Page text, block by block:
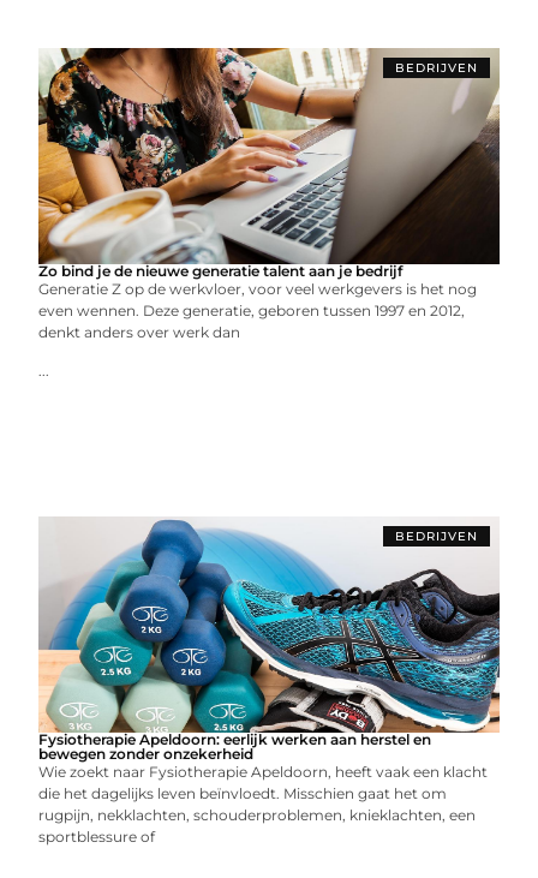
BEDRIJVEN
Zo bind je de nieuwe generatie talent aan je bedrijf
Generatie Z op de werkvloer, voor veel werkgevers is het nog
even wennen. Deze generatie, geboren tussen 1997 en 2012,
denkt anders over werk dan
...
BEDRIJVEN
Fysiotherapie Apeldoorn: eerlijk werken aan herstel en
bewegen zonder onzekerheid
Wie zoekt naar Fysiotherapie Apeldoorn, heeft vaak een klacht
die het dagelijks leven beïnvloedt. Misschien gaat het om
rugpijn, nekklachten, schouderproblemen, knieklachten, een
sportblessure of